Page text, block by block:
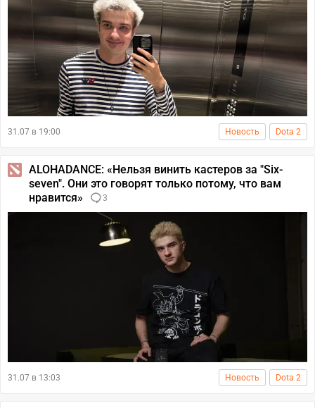
31.07 в 19:00 Новость Dota 2
ALOHADANCE: «Нельзя винить кастеров за "Six-
seven". Они это говорят только потому, что вам
нравится»
3
31.07 в 13:03 Новость Dota 2